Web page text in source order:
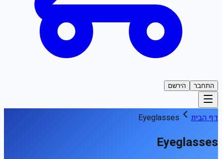
התחבר הירשם
דף הבית Eyeglasses
Eyeglasses